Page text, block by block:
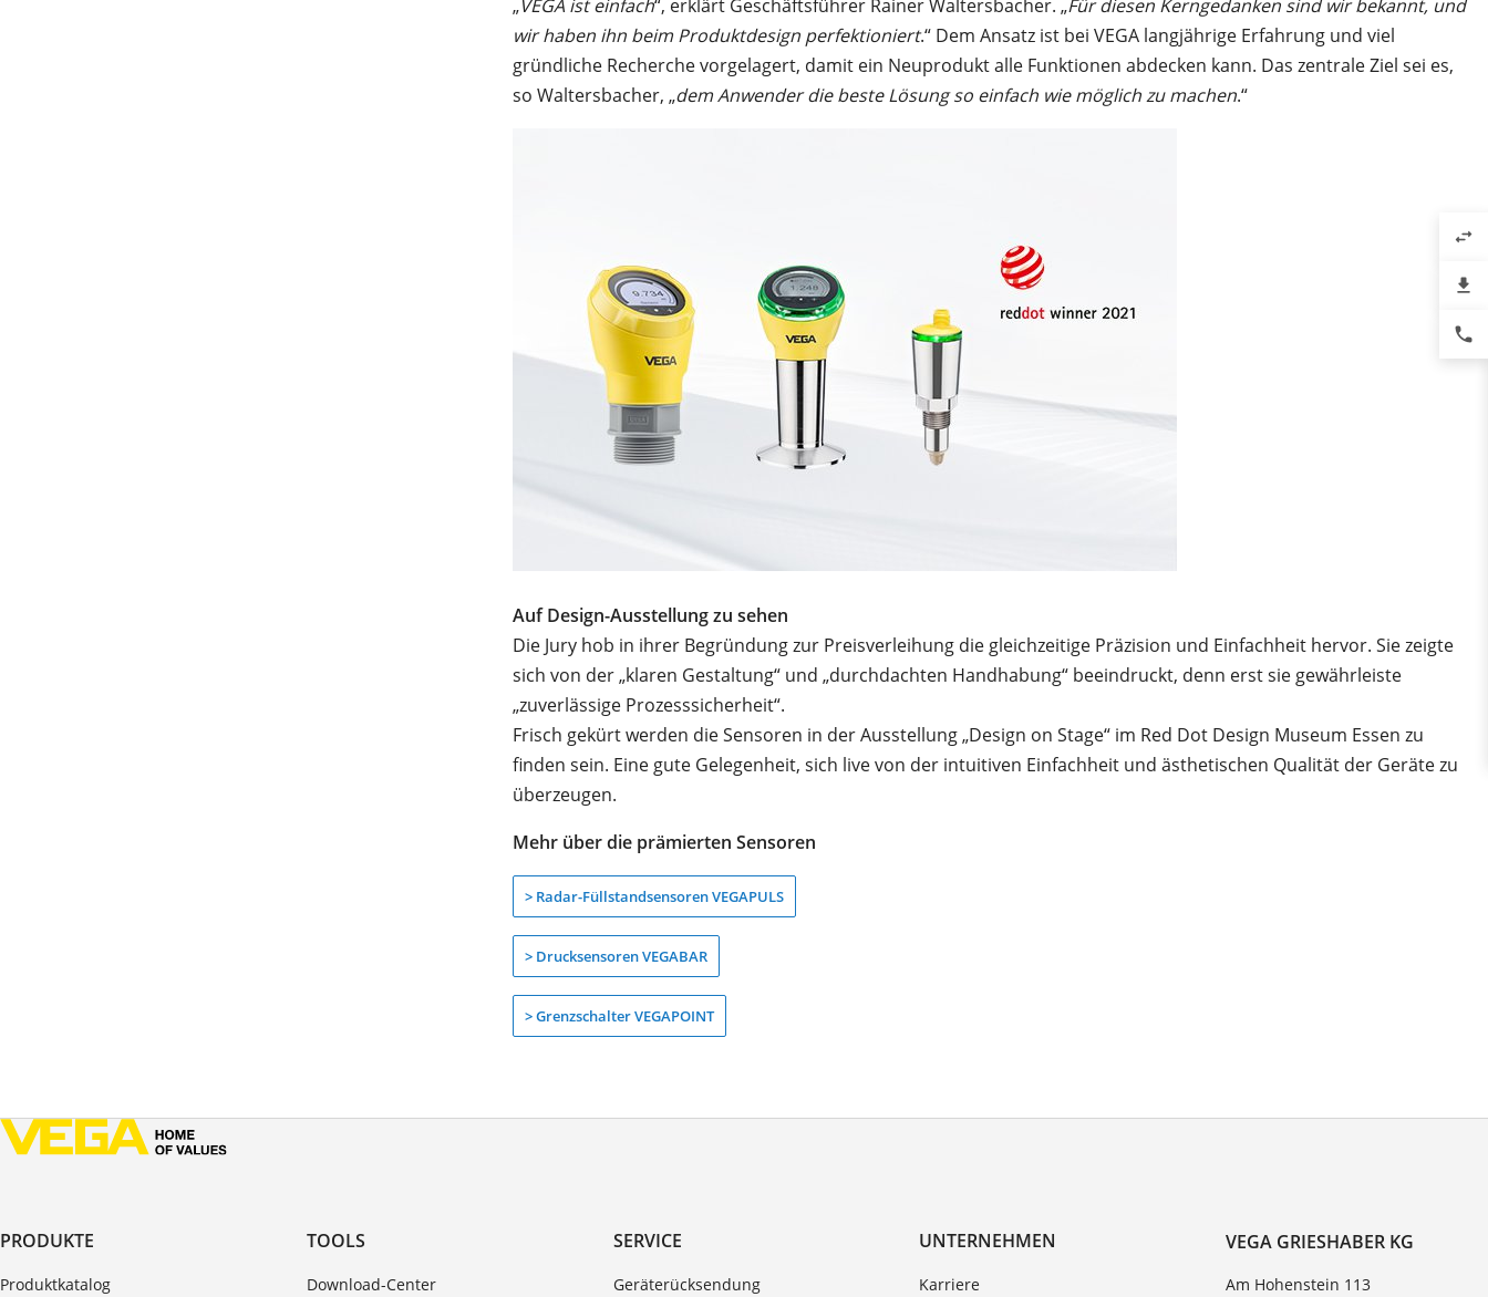
„VEGA ist einfach“, erklärt Geschäftsführer Rainer Waltersbacher. „Für diesen Kerngedanken sind wir bekannt, und
wir haben ihn beim Produktdesign perfektioniert.“ Dem Ansatz ist bei VEGA langjährige Erfahrung und viel
gründliche Recherche vorgelagert, damit ein Neuprodukt alle Funktionen abdecken kann. Das zentrale Ziel sei es,
so Waltersbacher, „dem Anwender die beste Lösung so einfach wie möglich zu machen.“
Auf Design-Ausstellung zu sehen
Die Jury hob in ihrer Begründung zur Preisverleihung die gleichzeitige Präzision und Einfachheit hervor. Sie zeigte
sich von der „klaren Gestaltung“ und „durchdachten Handhabung“ beeindruckt, denn erst sie gewährleiste
„zuverlässige Prozesssicherheit“.
Frisch gekürt werden die Sensoren in der Ausstellung „Design on Stage“ im Red Dot Design Museum Essen zu
finden sein. Eine gute Gelegenheit, sich live von der intuitiven Einfachheit und ästhetischen Qualität der Geräte zu
überzeugen.
Mehr über die prämierten Sensoren
> Radar-Füllstandsensoren VEGAPULS
> Drucksensoren VEGABAR
> Grenzschalter VEGAPOINT
PRODUKTE
Produktkatalog
TOOLS
Download-Center
SERVICE
Geräterücksendung
UNTERNEHMEN
Karriere
VEGA GRIESHABER KG
Am Hohenstein 113
swap_horiz
file_download
phone